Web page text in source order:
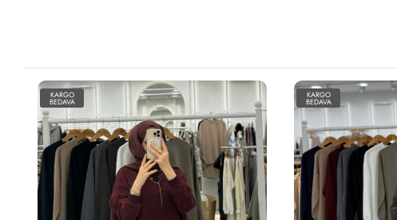
KARGO
BEDAVA
KARGO
BEDAVA